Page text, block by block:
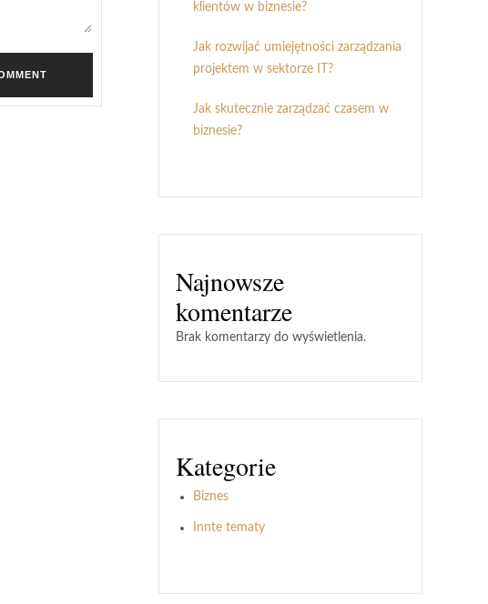
klientów w biznesie?
Jak rozwijać umiejętności zarządzania
projektem w sektorze IT?
Jak skutecznie zarządzać czasem w
biznesie?
Najnowsze
komentarze
Brak komentarzy do wyświetlenia.
Kategorie
Biznes
Innte tematy